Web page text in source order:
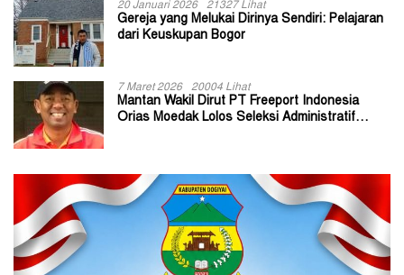
20 Januari 2026 21327 Lihat
Gereja yang Melukai Dirinya Sendiri: Pelajaran
dari Keuskupan Bogor
7 Maret 2026 20004 Lihat
Mantan Wakil Dirut PT Freeport Indonesia
Orias Moedak Lolos Seleksi Administratif